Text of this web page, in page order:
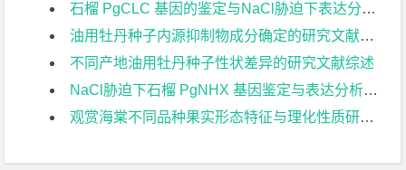
石榴 PgCLC 基因的鉴定与NaCl胁迫下表达分析文献综述
油用牡丹种子内源抑制物成分确定的研究文献综述
不同产地油用牡丹种子性状差异的研究文献综述
NaCl胁迫下石榴 PgNHX 基因鉴定与表达分析文献综述
观赏海棠不同品种果实形态特征与理化性质研究文献综述